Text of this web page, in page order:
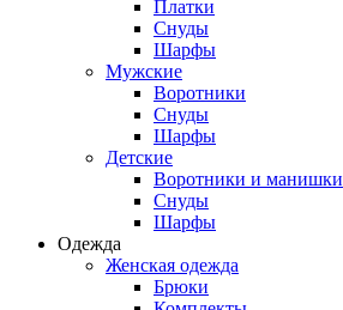
Платки
Снуды
Шарфы
Мужские
Воротники
Снуды
Шарфы
Детские
Воротники и манишки
Снуды
Шарфы
Одежда
Женская одежда
Брюки